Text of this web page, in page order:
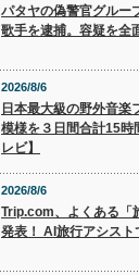
パタヤの偽警官グルー
歌手を逮捕。容疑を全
2026/8/6
日本最大級の野外音楽
模様を３日間合計15時
レビ】
2026/8/6
Trip.com、よくある「
発表！ AI旅行アシスト